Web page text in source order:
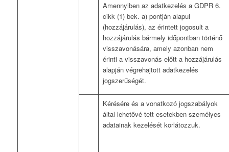
Amennyiben az adatkezelés a GDPR 6.
cikk (1) bek. a) pontján alapul
(hozzájárulás), az érintett jogosult a
hozzájárulás bármely időpontban történő
visszavonására, amely azonban nem
érinti a visszavonás előtt a hozzájárulás
alapján végrehajtott adatkezelés
jogszerűségét.
Kérésére és a vonatkozó jogszabályok
által lehetővé tett esetekben személyes
adatainak kezelését korlátozzuk.